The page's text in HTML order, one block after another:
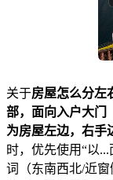
关于房屋怎么分左
部，面向入户大门
为房屋左边，右手
时，优先使用“以
词（东南西北/近